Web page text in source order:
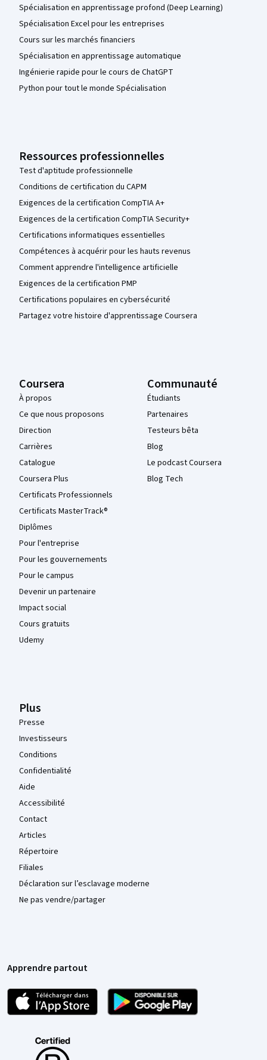
Spécialisation en apprentissage profond (Deep Learning)
Spécialisation Excel pour les entreprises
Cours sur les marchés financiers
Spécialisation en apprentissage automatique
Ingénierie rapide pour le cours de ChatGPT
Python pour tout le monde Spécialisation
Ressources professionnelles
Test d'aptitude professionnelle
Conditions de certification du CAPM
Exigences de la certification CompTIA A+
Exigences de la certification CompTIA Security+
Certifications informatiques essentielles
Compétences à acquérir pour les hauts revenus
Comment apprendre l'intelligence artificielle
Exigences de la certification PMP
Certifications populaires en cybersécurité
Partagez votre histoire d'apprentissage Coursera
Coursera
À propos
Ce que nous proposons
Direction
Carrières
Catalogue
Coursera Plus
Certificats Professionnels
Certificats MasterTrack®
Diplômes
Pour l'entreprise
Pour les gouvernements
Pour le campus
Devenir un partenaire
Impact social
Cours gratuits
Udemy
Communauté
Étudiants
Partenaires
Testeurs bêta
Blog
Le podcast Coursera
Blog Tech
Plus
Presse
Investisseurs
Conditions
Confidentialité
Aide
Accessibilité
Contact
Articles
Répertoire
Filiales
Déclaration sur l’esclavage moderne
Ne pas vendre/partager
Apprendre partout